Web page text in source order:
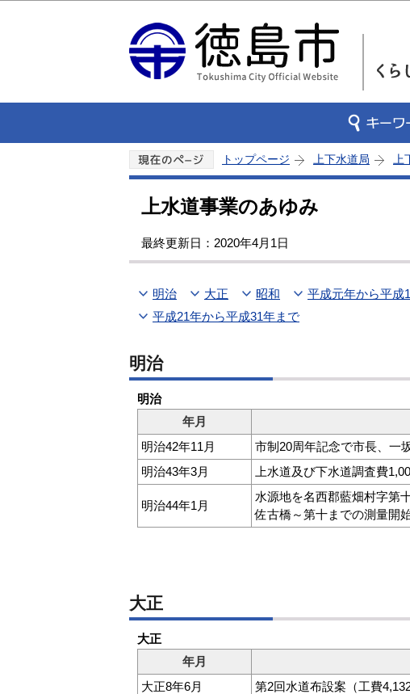
トップページ 上下水道局
上水道事業のあゆみ
最終更新日：2020年4月1日
明治 大正 昭和 平成元年から平成
平成21年から平成31年まで
明治
明治
年月
明治42年11月
市制20周年記念で市長、一
明治43年3月
上水道及び下水道調査費
明治44年1月
水源地を名西郡藍畑村字第
佐古橋～第十までの測量開
大正
大正
年月
大正8年6月
第2回水道布設案（工費